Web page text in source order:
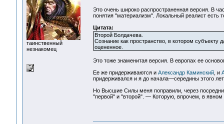
таинственный
незнакомец
Это очень широко распространенная версия. В
понятия "материализм". Локальный реалист есть
Цитата:
Второй Болдачева.
Сознание как пространство, в котором
оцененное.
Это тоже знаменитая версия. В европах ее
Ее же придерживаются и Александр Каминский, и
придерживался и я до начала—середины этого
Но Высшие Силы меня поправили, через
"первой" и "второй". — Которую, впрочем, в явном